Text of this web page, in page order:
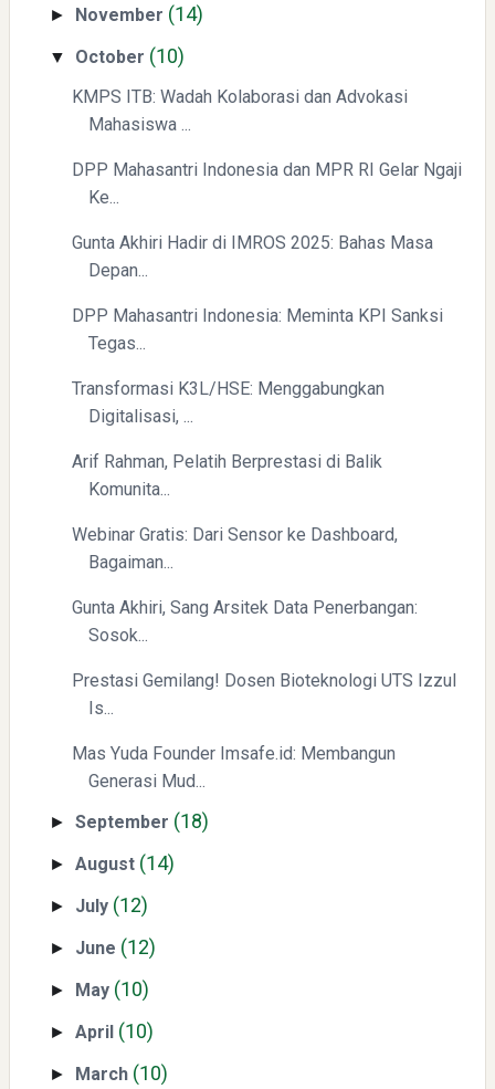
Swiss German University Raih Peringkat #1 Global untuk
Non-Academic Prominence Versi EduRank 2026
Yaqut Cholil Qoumas: Kisah Inspiratif di Balik Kasus Hukum
Mengenal Dampak Kenaikan Suku Bunga terhadap Bitcoin
(BTC) dan Ekonomi Global
Yaqut Cholil Qoumas: Kisah Inspiratif di Balik Kasus Hukum
Menyongsong Masa Depan Buruh Indonesia dengan
Optimisme dan Inspirasi
► November (14)
▼ October (10)
KMPS ITB: Wadah Kolaborasi dan Advokasi
Mahasiswa ...
DPP Mahasantri Indonesia dan MPR RI Gelar Ngaji
Ke...
Gunta Akhiri Hadir di IMROS 2025: Bahas Masa
Depan...
DPP Mahasantri Indonesia: Meminta KPI Sanksi
Tegas...
Transformasi K3L/HSE: Menggabungkan
Digitalisasi, ...
Arif Rahman, Pelatih Berprestasi di Balik
Komunita...
Webinar Gratis: Dari Sensor ke Dashboard,
Bagaiman...
Gunta Akhiri, Sang Arsitek Data Penerbangan:
Sosok...
Prestasi Gemilang! Dosen Bioteknologi UTS Izzul
Is...
Mas Yuda Founder Imsafe.id: Membangun
Generasi Mud...
►September (18)
►August (14)
► July (12)
► June (12)
► May (10)
►April (10)
► March (10)